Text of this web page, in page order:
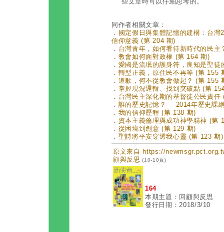
同作者相關文章：
． 國定假日與集體記憶的建構：台
信仰意義 (第 204 期)
． 台灣青年，如何看待新時代的民
． 教會如何面對政權 (第 164 期)
． 愛國是流氓的護身符，良知是聖
． 轉型正義，原住民不再等 (第 155
． 道歉，何不從教會做起？ (第 155
． 掌握現況邏輯、找到突破點 (第
． 台灣民主深化期的基督徒公民責任
． 誰的歷史記憶？──2014年歷史課
． 我的信仰歷程 (第 138 期)
． 資本主義倫理與成功神學精神 (第
． 從困境到創意 (第 129 期)
． 聖詩將平安穿透我心靈 (第 123 期)
原文來自 https://
顧與反思 (10-10頁)
164
本期主題：回顧與反思
發行日期：2018/3/10